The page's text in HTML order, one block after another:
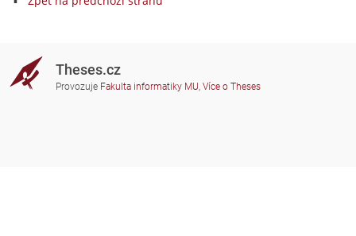
Theses.cz
Provozuje Fakulta informatiky MU, Více o Theses